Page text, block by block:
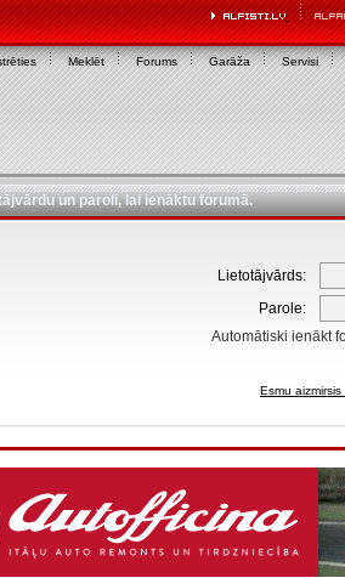
Meklēt Forums Garāža Servisi
un paroli, lai ienāktu forumā.
Lietotājvārds:
Parole:
Automātiski ienākt
Esmu